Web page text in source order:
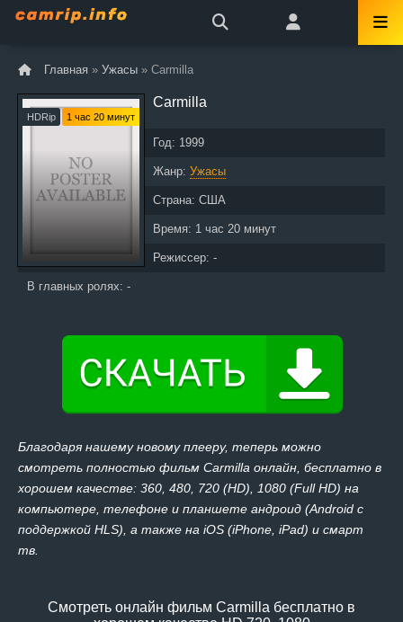
Главная » Ужасы » Carmilla
HDRip 1 час 20 минут
Carmilla
Год: 1999
Жанр: Ужасы
Страна: США
Время: 1 час 20 минут
Режиссер: -
В главных ролях: -
Благодаря нашему новому плееру, теперь можно
смотреть полностью фильм Carmilla онлайн, бесплатно в
хорошем качестве: 360, 480, 720 (HD), 1080 (Full HD) на
компьютере, телефоне и планшете андроид (Android с
поддержкой HLS), а также на iOS (iPhone, iPad) и смарт
тв.
Смотреть онлайн фильм Carmilla бесплатно в